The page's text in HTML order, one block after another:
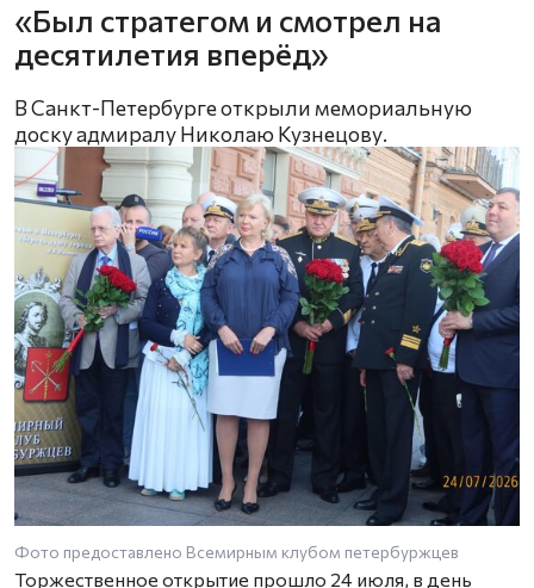
«Был стратегом и смотрел на
десятилетия вперёд»
В Санкт-Петербурге открыли мемориальную
доску адмиралу Николаю Кузнецову.
Фото предоставлено Всемирным клубом петербуржцев
Торжественное открытие прошло 24 июля, в день